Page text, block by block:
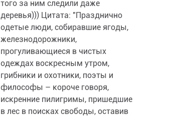
того за ним следили даже
деревья))) Цитата: "Празднично
одетые люди, собиравшие ягоды,
железнодорожники,
прогуливающиеся в чистых
одеждах воскресным утром,
грибники и охотники, поэты и
философы – короче говоря,
искренние пилигримы, пришедшие
в лес в поисках свободы, оставив